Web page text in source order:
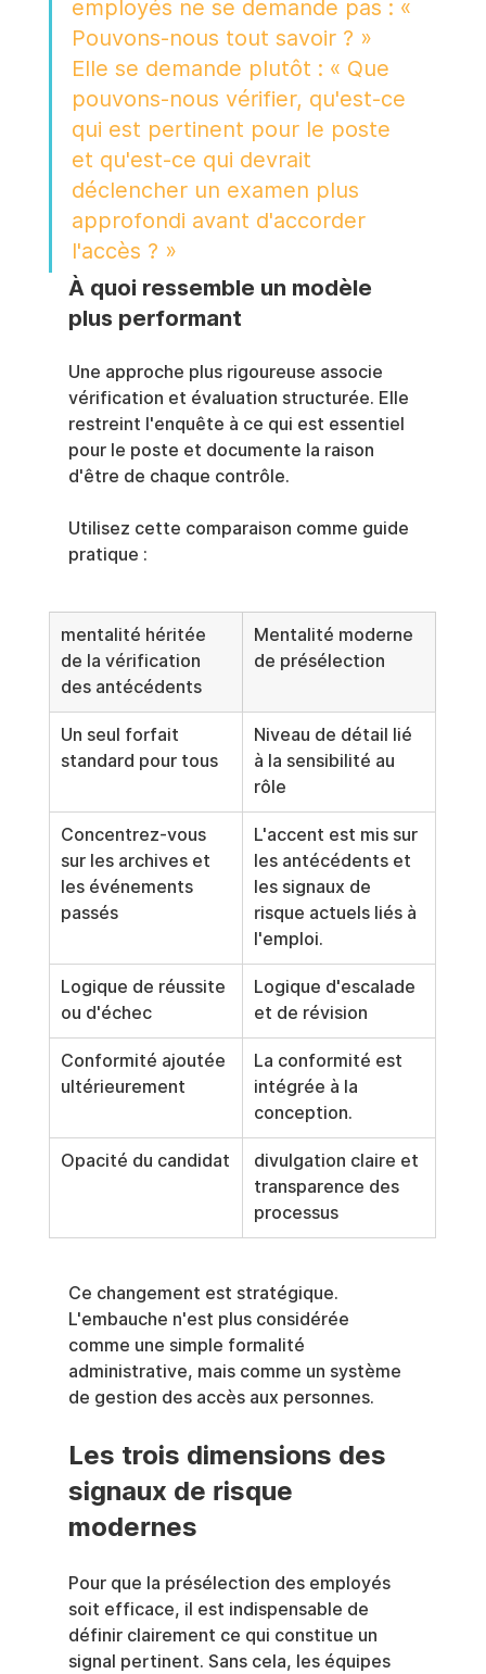
employés ne se demande pas : «
Pouvons-nous tout savoir ? »
Elle se demande plutôt : « Que
pouvons-nous vérifier, qu'est-ce
qui est pertinent pour le poste
et qu'est-ce qui devrait
déclencher un examen plus
approfondi avant d'accorder
l'accès ? »
À quoi ressemble un modèle
plus performant
Une approche plus rigoureuse associe
vérification et évaluation structurée. Elle
restreint l'enquête à ce qui est essentiel
pour le poste et documente la raison
d'être de chaque contrôle.
Utilisez cette comparaison comme guide
pratique :
mentalité héritée
de la vérification
des antécédents
Mentalité moderne
de présélection
Un seul forfait
standard pour tous
Niveau de détail lié
à la sensibilité au
rôle
Concentrez-vous
sur les archives et
les événements
passés
L'accent est mis sur
les antécédents et
les signaux de
risque actuels liés à
l'emploi.
Logique de réussite
ou d'échec
Logique d'escalade
et de révision
Conformité ajoutée
ultérieurement
La conformité est
intégrée à la
conception.
Opacité du candidat
divulgation claire et
transparence des
processus
Ce changement est stratégique.
L'embauche n'est plus considérée
comme une simple formalité
administrative, mais comme un système
de gestion des accès aux personnes.
Les trois dimensions des
signaux de risque
modernes
Pour que la présélection des employés
soit efficace, il est indispensable de
définir clairement ce qui constitue un
signal pertinent. Sans cela, les équipes